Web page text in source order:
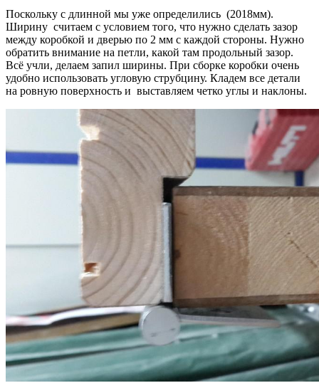
Поскольку с длинной мы уже определились (2018мм).
Ширину считаем с условием того, что нужно сделать зазор
между коробкой и дверью по 2 мм с каждой стороны. Нужно
обратить внимание на петли, какой там продольный зазор.
Всё учли, делаем запил ширины. При сборке коробки очень
удобно использовать угловую струбцину. Кладем все детали
на ровную поверхность и выставляем четко углы и наклоны.